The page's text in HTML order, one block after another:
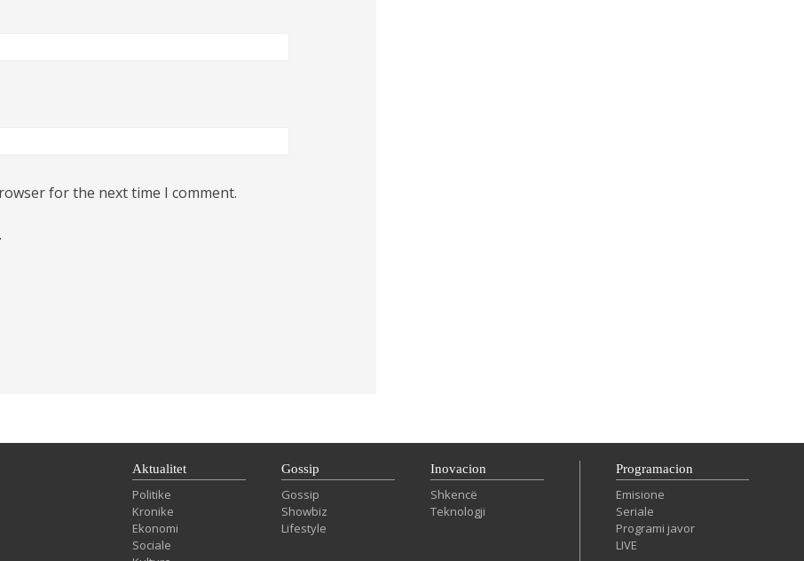
for the next time I comment.
Aktualitet
Politike
Kronike
Ekonomi
Sociale
Gossip
Gossip
Showbiz
Lifestyle
Inovacion
Shkencë
Teknologji
Programacion
Emisione
Seriale
Programi javor
LIVE